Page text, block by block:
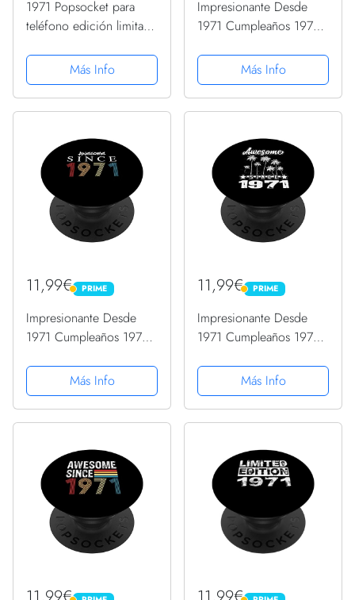
1971 Popsocket para
teléfono edición limitada
PopSockets PopGrip
Intercambiable
Más Info
Impresionante Desde
1971 Cumpleaños 1971
PopSockets PopGrip
Intercambiable
Más Info
11,99€ PRIME
PRIME
Impresionante Desde
1971 Cumpleaños 1971
PopSockets PopGrip
Intercambiable
Más Info
11,99€ PRIME
PRIME
Impresionante Desde
1971 Cumpleaños 1971
PopSockets PopGrip
Intercambiable
Más Info